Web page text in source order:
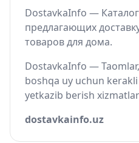
DostavkaInfo —
предлагающих
товаров для дома.
DostavkaInfo —
boshqa uy uchun
yetkazib berish
dostavkainfo.uz